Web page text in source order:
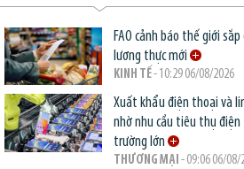
FAO cảnh báo thế giới
lương thực mới
KINH TẾ- 10:29 06/08/2026
Xuất khẩu điện thoại và
nhờ nhu cầu tiêu thụ
trường lớn
THƯƠNG MẠI - 09:06 06/08/